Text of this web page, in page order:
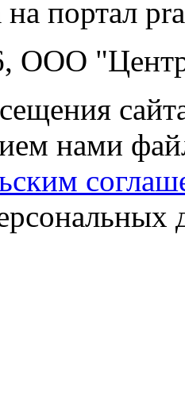
портал
ООО "Центр
нами